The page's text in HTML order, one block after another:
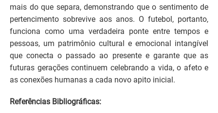
mais do que separa, demonstrando que o sentimento de
pertencimento sobrevive aos anos. O futebol, portanto,
funciona como uma verdadeira ponte entre tempos e
pessoas, um patrimônio cultural e emocional intangível
que conecta o passado ao presente e garante que as
futuras gerações continuem celebrando a vida, o afeto e
as conexões humanas a cada novo apito inicial.
Referências Bibliográficas: